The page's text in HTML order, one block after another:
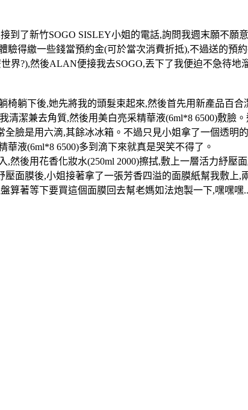
到了新竹SOGO SISLEY小姐的電話,詢問我週末願不
驗得繳一些錢當預約金(可於當次消費折抵),不過送的預
界?),然後ALAN便接我去SOGO,丟下了我便迫不急待
椅躺下後,她先將我的頭髮束起來,然後首先用新產品百
清潔兼去角質,然後用美白亮采精華液(6ml*8 6500)敷
全臉是用六滴,其餘冰冰箱。不過只見小姐拿了一個透
液(6ml*8 6500)多到滴下來就真是哭笑不得了。
然後用花香化妝水(250ml 2000)擦拭,敷上一層活力紓
面膜後,小姐接著拿了一張芳香四溢的面膜紙幫我敷
算著等下要買這個面膜回去幫老媽如法炮製一下,嘿嘿嘿